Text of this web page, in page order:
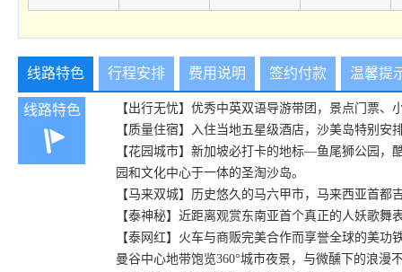
线路特色 行程安排 费用说明 签约付款 温馨提
线路特色
【出行无忧】优秀中英双语导游带团，景点门票
【质量住宿】入住当地五星级酒店，沙美岛特别安
【花园城市】新加坡必打卡的地标—鱼尾狮公园，
园和文化中心于一体的圣淘沙岛。
【马来双城】历史悠久的马六甲市，马来西亚首都
【泰神秘】近距离观赏东南亚首个真正的人妖歌
【泰网红】火车与商贩完美合作而享誉全球的美
曼谷中心地带饱览360°城市夜景，与微醺下的浪漫